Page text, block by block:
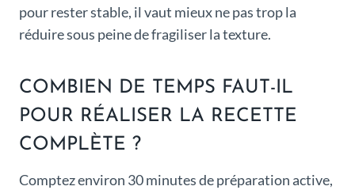
pour rester stable, il vaut mieux ne pas trop la
réduire sous peine de fragiliser la texture.
COMBIEN DE TEMPS FAUT-IL
POUR RÉALISER LA RECETTE
COMPLÈTE ?
Comptez environ 30 minutes de préparation active,